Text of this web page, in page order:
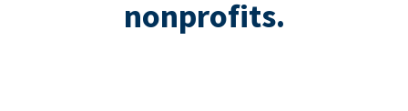
nonprofits.